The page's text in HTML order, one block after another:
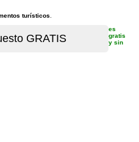
turísticos
es
gratis
y sin